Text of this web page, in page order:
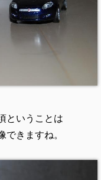
ということは
できますね。